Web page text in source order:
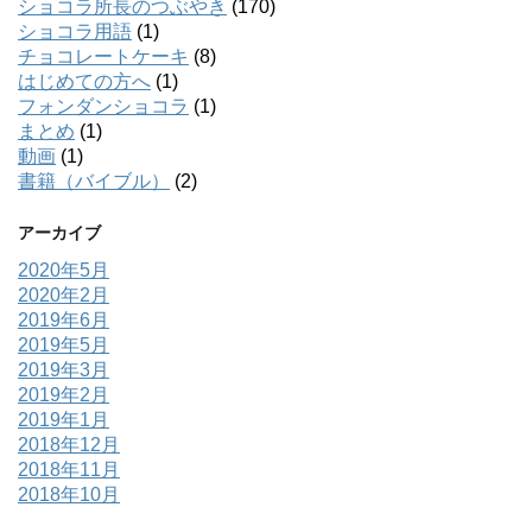
ショコラ所長のつぶやき (170)
ショコラ用語 (1)
チョコレートケーキ (8)
はじめての方へ (1)
フォンダンショコラ (1)
まとめ (1)
動画 (1)
書籍（バイブル）
(2)
アーカイブ
2020年5月
2020年2月
2019年6月
2019年5月
2019年3月
2019年2月
2019年1月
2018年12月
2018年11月
2018年10月